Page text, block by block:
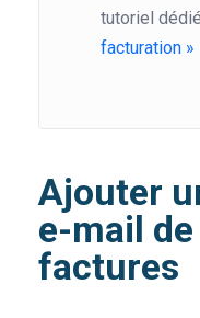
tutoriel
facturation »
Ajouter
e-mail
factures